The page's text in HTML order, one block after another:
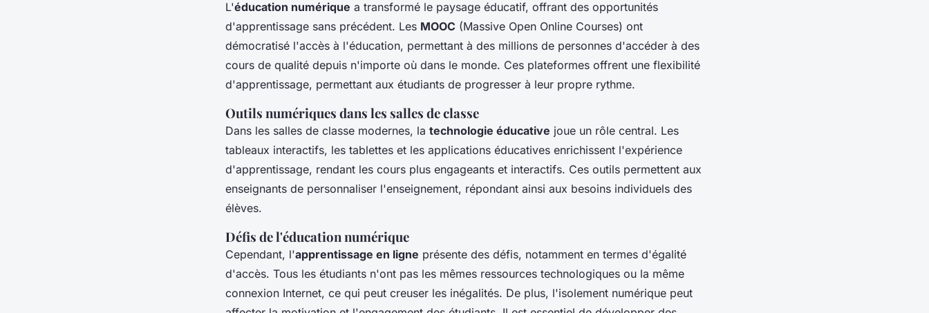
L'éducation numérique a transformé le paysage éducatif, offrant des opportunités
d'apprentissage sans précédent. Les MOOC (Massive Open Online Courses) ont
démocratisé l'accès à l'éducation, permettant à des millions de personnes d'accéder à des
cours de qualité depuis n'importe où dans le monde. Ces plateformes offrent une flexibilité
d'apprentissage, permettant aux étudiants de progresser à leur propre rythme.
Outils numériques dans les salles de classe
Dans les salles de classe modernes, la technologie éducative joue un rôle central. Les
tableaux interactifs, les tablettes et les applications éducatives enrichissent l'expérience
d'apprentissage, rendant les cours plus engageants et interactifs. Ces outils permettent aux
enseignants de personnaliser l'enseignement, répondant ainsi aux besoins individuels des
élèves.
Défis de l'éducation numérique
Cependant, l'apprentissage en ligne présente des défis, notamment en termes d'égalité
d'accès. Tous les étudiants n'ont pas les mêmes ressources technologiques ou la même
connexion Internet, ce qui peut creuser les inégalités. De plus, l'isolement numérique peut